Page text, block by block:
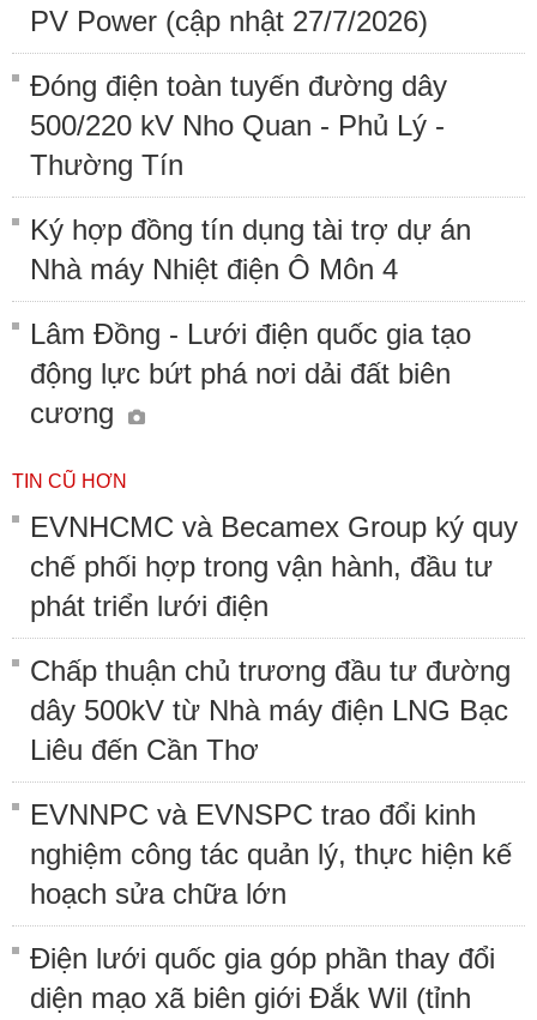
PV Power (cập nhật 27/7/2026)
Đóng điện toàn tuyến đường dây
500/220 kV Nho Quan - Phủ Lý -
Thường Tín
Ký hợp đồng tín dụng tài trợ dự án
Nhà máy Nhiệt điện Ô Môn 4
Lâm Đồng - Lưới điện quốc gia tạo
động lực bứt phá nơi dải đất biên
cương
TIN CŨ HƠN
EVNHCMC và Becamex Group ký quy
chế phối hợp trong vận hành, đầu tư
phát triển lưới điện
Chấp thuận chủ trương đầu tư đường
dây 500kV từ Nhà máy điện LNG Bạc
Liêu đến Cần Thơ
EVNNPC và EVNSPC trao đổi kinh
nghiệm công tác quản lý, thực hiện kế
hoạch sửa chữa lớn
Điện lưới quốc gia góp phần thay đổi
diện mạo xã biên giới Đắk Wil (tỉnh